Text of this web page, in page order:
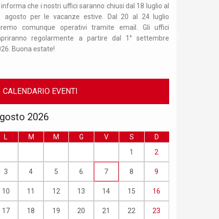
che i nostri uffici saranno chiusi dal 18 luglio al
agosto per le vacanze estive. Dal 20 al 24 luglio
comunque operativi tramite email. Gli uffici
regolarmente a partire dal 1° settembre
Buona estate!
CALENDARIO EVENTI
2026
L M M G V S
D
1
2
3 4 5 6 7 8 9
10 11 12 13 14 15 16
17 18 19 20 21 22 23